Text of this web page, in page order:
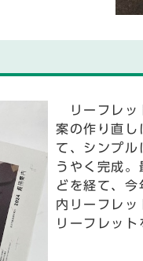
リーフレッ
案の作り直し
て、シンプル
うやく完成
どを経て、
内リーフレ
リーフレット